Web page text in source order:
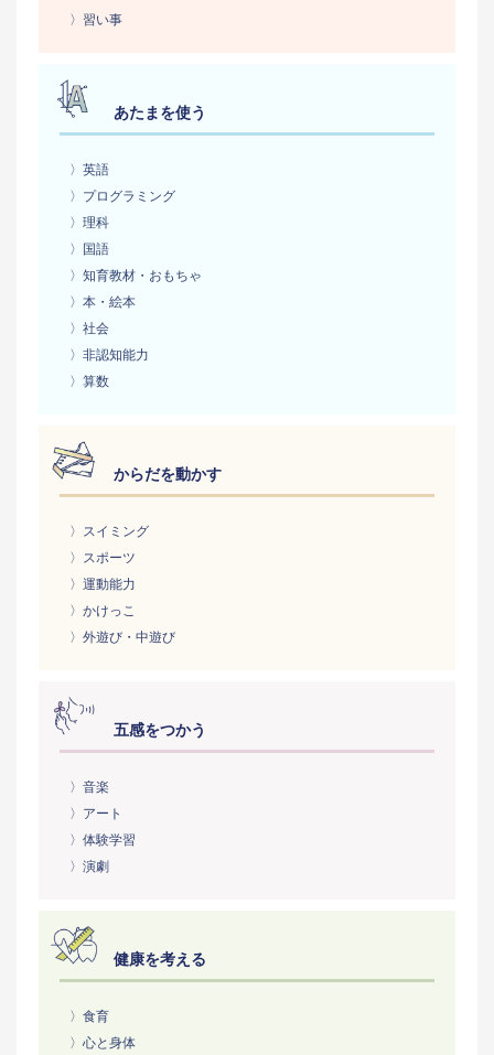
〉習い事
あたまを使う
〉英語
〉プログラミング
〉理科
〉国語
〉知育教材・おもちゃ
〉本・絵本
〉社会
〉非認知能力
〉算数
からだを動かす
〉スイミング
〉スポーツ
〉運動能力
〉かけっこ
〉外遊び・中遊び
五感をつかう
〉音楽
〉アート
〉体験学習
〉演劇
健康を考える
〉食育
〉心と身体